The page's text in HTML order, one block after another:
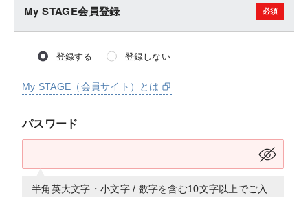
My STAGE会員登録
登録する 登録しない
My STAGE（会員サイト）とは
パスワード
半角英大文字・小文字 / 数字を含む10文字以上でご入